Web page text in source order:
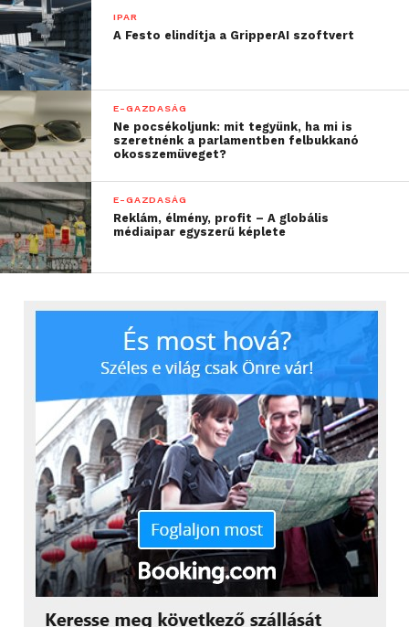
IPAR
A Festo elindítja a GripperAI szoftvert
E-GAZDASÁG
Ne pocsékoljunk: mit tegyünk, ha mi is
szeretnénk a parlamentben felbukkanó
okosszemüveget?
E-GAZDASÁG
Reklám, élmény, profit – A globális
médiaipar egyszerű képlete